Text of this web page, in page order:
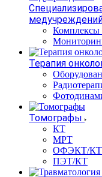
Комплексы
Терапия
Томографы
КТ
МРТ
ОФЭКТ/КТ
ПЭТ/КТ